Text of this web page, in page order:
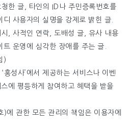
한 글, 타인의 ID나 주민증록번호를
사용자의 실명을 강제로 밝힌 글.
, 사적인 연락, 도배성 글, 유사 내용
운영에 심각한 장애를 주는 글.
)
홍성사’에서 제공하는 서비스나 이벤
에 평등하게 참여하고 혜택을 받을
에 관한 모든 관리의 책임은 이용자에